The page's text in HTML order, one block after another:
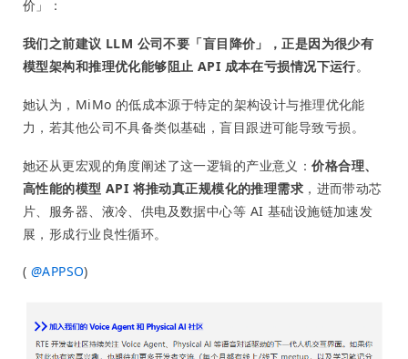
价」：
我们之前建议 LLM 公司不要「盲目降价」，正是因为很少有
模型架构和推理优化能够阻止 API 成本在亏损情况下运行。
她认为，MiMo 的低成本源于特定的架构设计与推理优化能
力，若其他公司不具备类似基础，盲目跟进可能导致亏损。
她还从更宏观的角度阐述了这一逻辑的产业意义：价格合理、
高性能的模型 API 将推动真正规模化的推理需求 ，进而带动芯
片、服务器、液冷、供电及数据中心等 AI 基础设施链加速发
展，形成行业良性循环。
( @APPSO)